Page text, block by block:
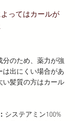
ってはカールが
分のため、薬力が強
は出にくい場合があ
い髪質の方はカール
システアミン100%